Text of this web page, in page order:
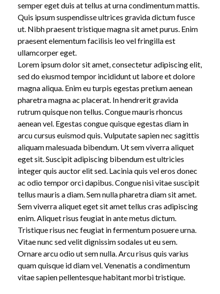
semper eget duis at tellus at urna condimentum mattis.
Quis ipsum suspendisse ultrices gravida dictum fusce
ut. Nibh praesent tristique magna sit amet purus. Enim
praesent elementum facilisis leo vel fringilla est
ullamcorper eget.
Lorem ipsum dolor sit amet, consectetur adipiscing elit,
sed do eiusmod tempor incididunt ut labore et dolore
magna aliqua. Enim eu turpis egestas pretium aenean
pharetra magna ac placerat. In hendrerit gravida
rutrum quisque non tellus. Congue mauris rhoncus
aenean vel. Egestas congue quisque egestas diam in
arcu cursus euismod quis. Vulputate sapien nec sagittis
aliquam malesuada bibendum. Ut sem viverra aliquet
eget sit. Suscipit adipiscing bibendum est ultricies
integer quis auctor elit sed. Lacinia quis vel eros donec
ac odio tempor orci dapibus. Congue nisi vitae suscipit
tellus mauris a diam. Sem nulla pharetra diam sit amet.
Sem viverra aliquet eget sit amet tellus cras adipiscing
enim. Aliquet risus feugiat in ante metus dictum.
Tristique risus nec feugiat in fermentum posuere urna.
Vitae nunc sed velit dignissim sodales ut eu sem.
Ornare arcu odio ut sem nulla. Arcu risus quis varius
quam quisque id diam vel. Venenatis a condimentum
vitae sapien pellentesque habitant morbi tristique.